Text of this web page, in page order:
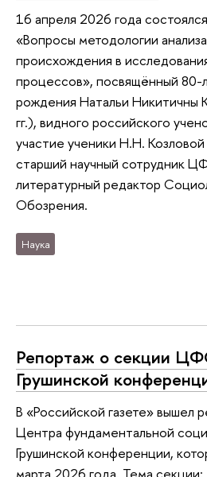
16 апреля 2026 года
«Вопросы методологии
происхождения в
процессов», посвящённый 80-
рождения Натальи Никитичны
гг.), видного российского
участие ученики Н.Н.
старший научный сотрудник
литературный редактор
Обозрения.
Наука
Репортаж о секции
Грушинской
В «Российской газете» вышел
Центра фундаментальной
Грушинской конференции,
марта 2026 года. Тема секции: